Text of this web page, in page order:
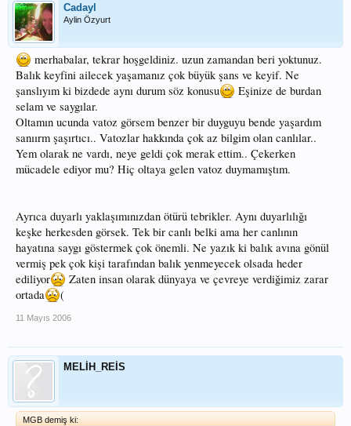
Cadayl
Aylin Özyurt
merhabalar, tekrar hoşgeldiniz. uzun zamandan beri yoktunuz.
Balık keyfini ailecek yaşamanız çok büyük şans ve keyif. Ne
şanslıyım ki bizdede aynı durum söz konusu
Eşinize de burdan
selam ve saygılar.
Oltamın ucunda vatoz görsem benzer bir duyguyu bende yaşardım
sanıırm şaşırtıcı.. Vatozlar hakkında çok az bilgim olan canlılar..
Yem olarak ne vardı, neye geldi çok merak ettim.. Çekerken
mücadele ediyor mu? Hiç oltaya gelen vatoz duymamıştım.
Ayrıca duyarlı yaklaşımınızdan ötürü tebrikler. Aynı duyarlılığı
keşke herkesden görsek. Tek bir canlı belki ama her canlının
hayatına saygı göstermek çok önemli. Ne yazık ki balık avına gönül
vermiş pek çok kişi tarafından balık yenmeyecek olsada heder
ediliyor
Zaten insan olarak dünyaya ve çevreye verdiğimiz zarar
ortada
(
11 Mayıs 2006
MELİH_REİS
MGB demiş ki: